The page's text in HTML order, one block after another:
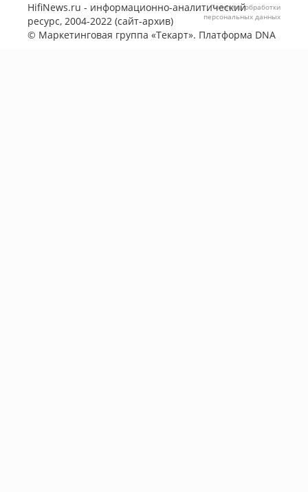
HifiNews.ru - информационно-аналитический
ресурс, 2004-2022 (сайт-архив)
© Маркетинговая группа «Текарт». Платформа DNA
Политика обработки
персональных данных